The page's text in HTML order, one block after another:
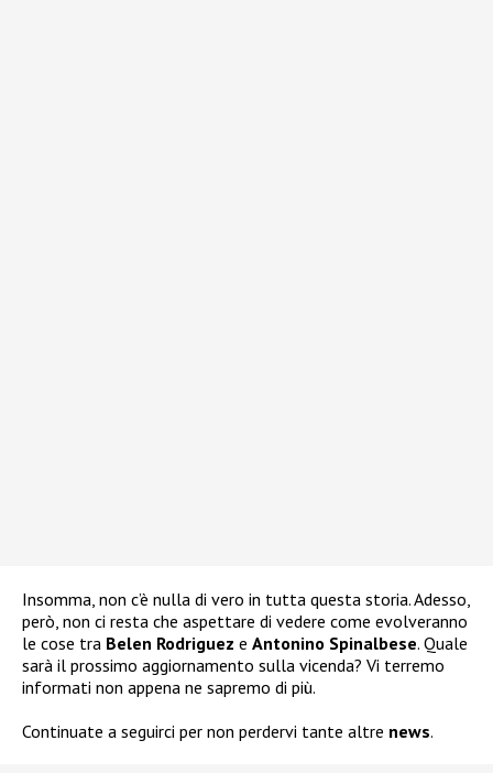
Insomma, non c’è nulla di vero in tutta questa storia. Adesso,
però, non ci resta che aspettare di vedere come evolveranno
le cose tra Belen Rodriguez e Antonino Spinalbese. Quale
sarà il prossimo aggiornamento sulla vicenda? Vi terremo
informati non appena ne sapremo di più.
Continuate a seguirci per non perdervi tante altre news.